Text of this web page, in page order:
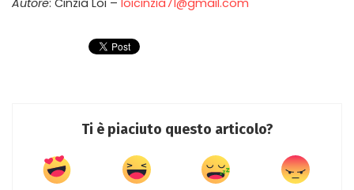
Ti è piaciuto questo articolo?